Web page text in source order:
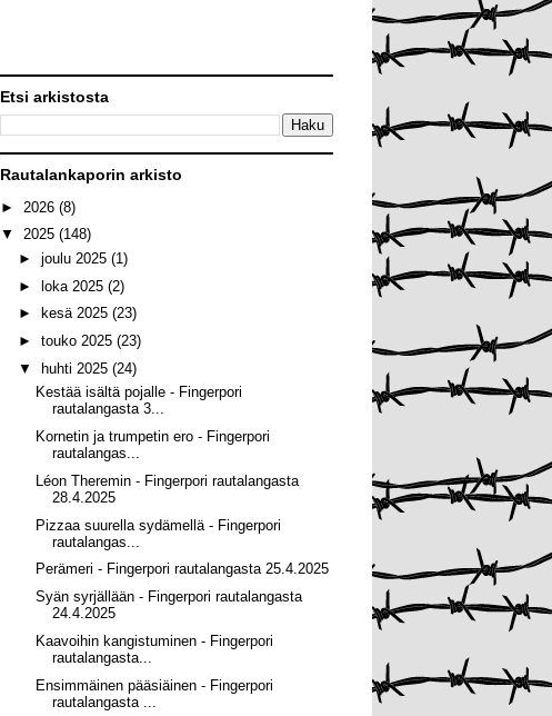
Etsi arkistosta
Rautalankaporin arkisto
► 2026 (8)
▼ 2025 (148)
► joulu 2025 (1)
► loka 2025 (2)
►
kesä 2025 (23)
► touko 2025 (23)
▼
huhti 2025 (24)
Kestää isältä pojalle - Fingerpori
rautalangasta 3...
Kornetin ja trumpetin ero - Fingerpori
rautalangas...
Léon Theremin - Fingerpori rautalangasta
28.4.2025
Pizzaa suurella sydämellä - Fingerpori
rautalangas...
Perämeri - Fingerpori rautalangasta 25.4.2025
Syän syrjällään - Fingerpori rautalangasta
24.4.2025
Kaavoihin kangistuminen - Fingerpori
rautalangasta...
Ensimmäinen pääsiäinen - Fingerpori
rautalangasta ...